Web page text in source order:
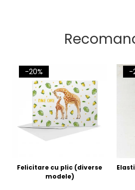
-20%
Felicitare cu plic (diverse
modele)
-